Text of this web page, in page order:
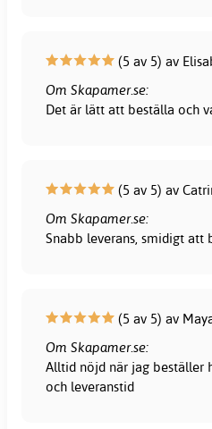
(5 av 5) av
Om Skapamer.se:
Det är lätt att beställa och
(5 av 5) av
Om Skapamer.se:
Snabb leverans, smidigt att
(5 av 5) av
Om Skapamer.se:
Alltid nöjd när jag beställer
och leveranstid